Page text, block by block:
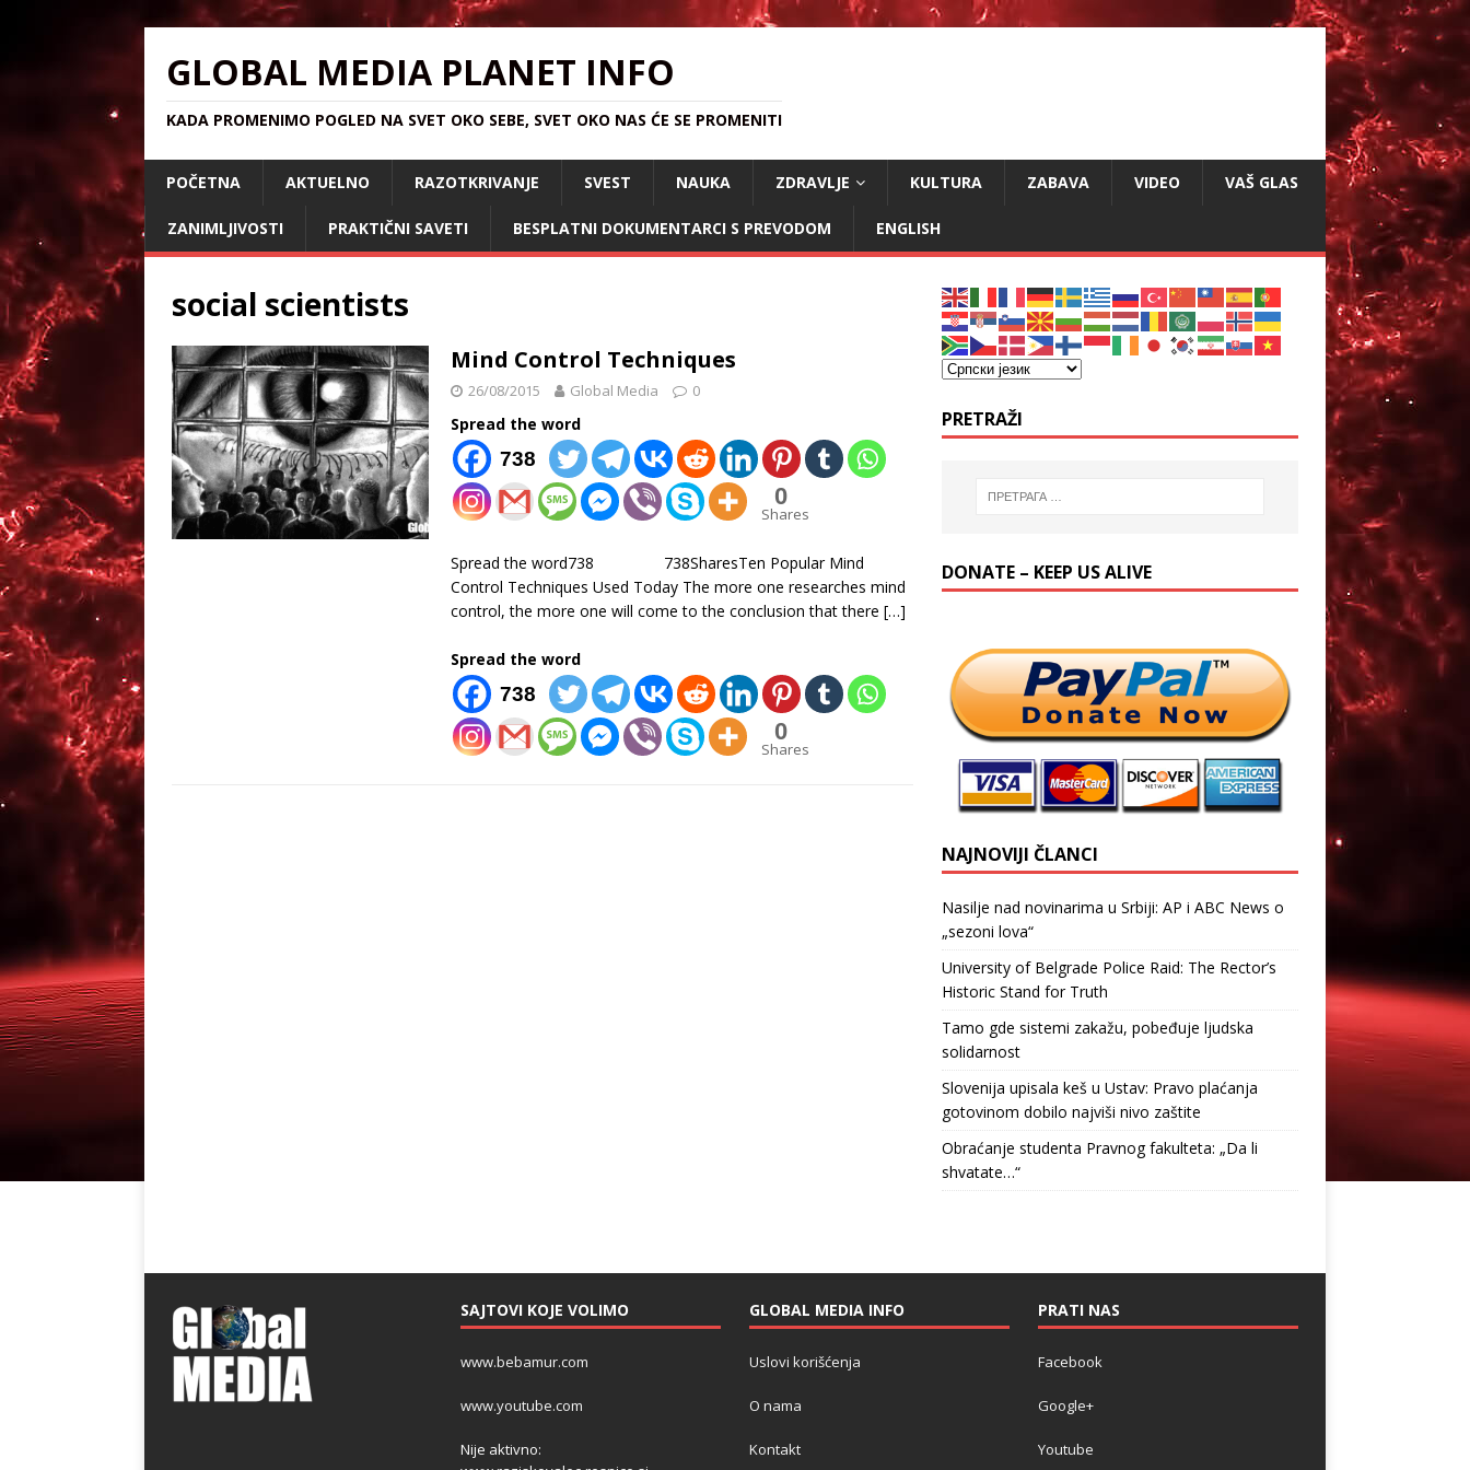
GLOBAL MEDIA PLANET INFO
KADA PROMENIMO POGLED NA SVET OKO SEBE, SVET OKO NAS ĆE SE PROMENITI
POČETNA AKTUELNO RAZOTKRIVANJE SVEST NAUKA ZDRAVLJE KULTURA ZABAVA VIDEO VAŠ GLAS
ZANIMLJIVOSTI PRAKTIČNI SAVETI BESPLATNI DOKUMENTARCI S PREVODOM ENGLISH
social scientists
Mind Control Techniques
26/08/2015 Global Media 0
Spread the word
738
0
Shares
Spread the word738 738SharesTen Popular Mind
Control Techniques Used Today The more one researches mind
control, the more one will come to the conclusion that there […]
Spread the word
738
0
Shares
PRETRAŽI
DONATE – KEEP US ALIVE
NAJNOVIJI ČLANCI
Nasilje nad novinarima u Srbiji: AP i ABC News o
„sezoni lova“
University of Belgrade Police Raid: The Rector’s
Historic Stand for Truth
Tamo gde sistemi zakažu, pobeđuje ljudska
solidarnost
Slovenija upisala keš u Ustav: Pravo plaćanja
gotovinom dobilo najviši nivo zaštite
Obraćanje studenta Pravnog fakulteta: „Da li
shvatate…“
SAJTOVI KOJE VOLIMO
www.bebamur.com
www.youtube.com
Nije aktivno:
GLOBAL MEDIA INFO
Uslovi korišćenja
O nama
Kontakt
PRATI NAS
Facebook
Google+
Youtube